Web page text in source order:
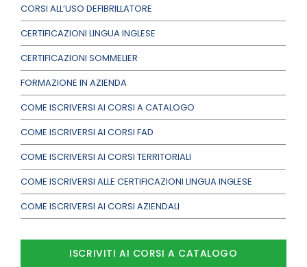
CORSI ALL’USO DEFIBRILLATORE
CERTIFICAZIONI LINGUA INGLESE
CERTIFICAZIONI SOMMELIER
FORMAZIONE IN AZIENDA
COME ISCRIVERSI AI CORSI A CATALOGO
COME ISCRIVERSI AI CORSI FAD
COME ISCRIVERSI AI CORSI TERRITORIALI
COME ISCRIVERSI ALLE CERTIFICAZIONI LINGUA INGLESE
COME ISCRIVERSI AI CORSI AZIENDALI
ISCRIVITI AI CORSI A CATALOGO